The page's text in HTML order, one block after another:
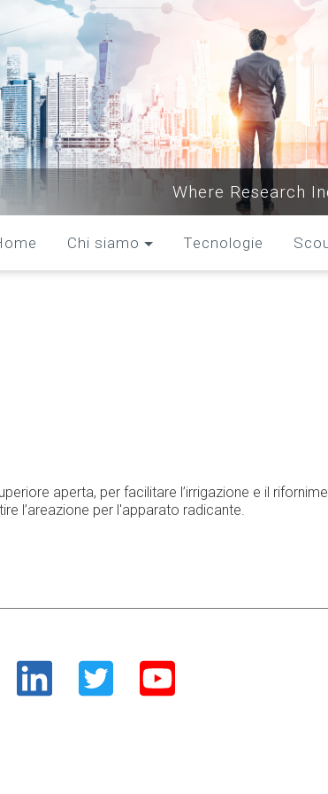
Where Research
Chi siamo Tecnologie
aperta, per facilitare l’irrigazione e il
l’areazione per l'apparato radicante.
Linkedin Twitter Youtube